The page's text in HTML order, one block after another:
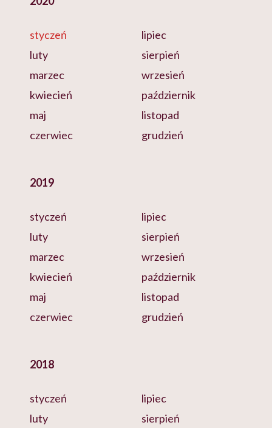
styczeń
luty
marzec
kwiecień
maj
czerwiec
lipiec
sierpień
wrzesień
październik
listopad
grudzień
2019
styczeń
luty
marzec
kwiecień
maj
czerwiec
lipiec
sierpień
wrzesień
październik
listopad
grudzień
2018
styczeń
luty
lipiec
sierpień